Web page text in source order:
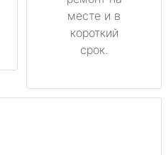
месте и в
короткий
срок.